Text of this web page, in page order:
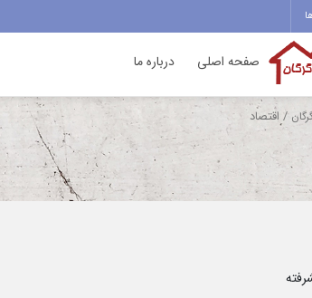
صفحه اصلی درباره ما
/ اقتصاد